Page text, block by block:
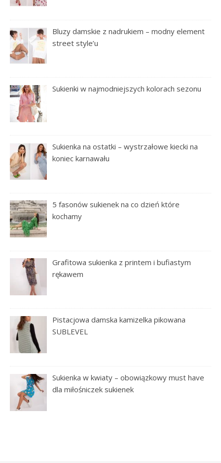
Bluzy damskie z nadrukiem – modny element
street style’u
Sukienki w najmodniejszych kolorach sezonu
Sukienka na ostatki – wystrzałowe kiecki na
koniec karnawału
5 fasonów sukienek na co dzień które
kochamy
Grafitowa sukienka z printem i bufiastym
rękawem
Pistacjowa damska kamizelka pikowana
SUBLEVEL
Sukienka w kwiaty – obowiązkowy must have
dla miłośniczek sukienek